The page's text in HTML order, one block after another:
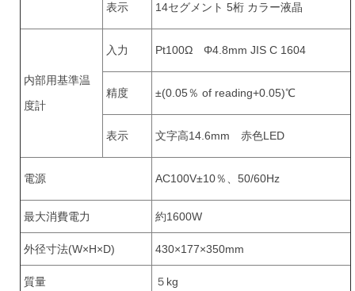
表示 14セグメント 5桁 カラー液晶
内部用基準温
度計
入力 Pt100Ω Φ4.8mm JIS C 1604
精度 ±(0.05％ of reading+0.05)℃
表示 文字高14.6mm 赤色LED
電源 AC100V±10％、50/60Hz
最大消費電力 約1600W
外径寸法(W×H×D) 430×177×350mm
質量 ５kg